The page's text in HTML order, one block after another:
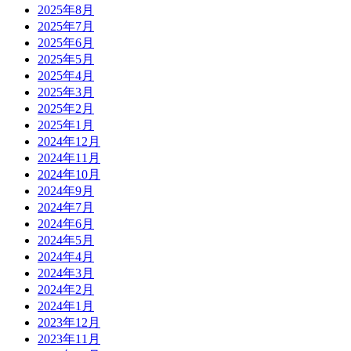
2025年8月
2025年7月
2025年6月
2025年5月
2025年4月
2025年3月
2025年2月
2025年1月
2024年12月
2024年11月
2024年10月
2024年9月
2024年7月
2024年6月
2024年5月
2024年4月
2024年3月
2024年2月
2024年1月
2023年12月
2023年11月